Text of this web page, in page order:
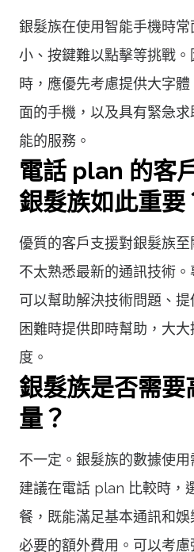
銀髮族在使用智能手機時
小、按鍵難以點擊等挑戰
時，應優先考慮提供大字
面的手機，以及具有緊急
能的服務。
電話 plan 的客
銀髮族如此重要
優質的客戶支援對銀髮族
不太熟悉最新的通訊技術
可以幫助解決技術問題、
困難時提供即時幫助，大
度。
銀髮族是否需要
量？
不一定。銀髮族的數據使用
建議在電話 plan 比較時，
餐，既能滿足基本通訊和
必要的額外費用。可以考